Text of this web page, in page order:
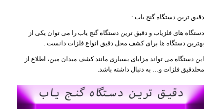
دقیق ترین دستگاه گنج یاب :
دستگاه های فلزیاب و دقیق ترین دستگاه گنج یاب را می توان یکی از
بهترین دستگاه ها برای کشف محل دقیق انواع فلزات دانست .
این دستگاه می تواند مزایای بسیاری مانند کشف میدان مین، اطلاع از
محلدقیق فلزات و… به دنبال داشته باشد.